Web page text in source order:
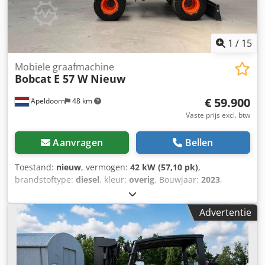
vorkversteller, 3e ventiel, 4e ventiel, werklamp achter,
werklamp voor, verwarming, volledige cabine, volledige
vrije lift, CE-certificaat, binnenspiegel, buitenspiegel,
zwaailicht, stoel, Camera voor en achter
1 / 15
Apeldoorn 48 km
Mobiele graafmachine
Bobcat E 57 W Nieuw
€ 59.900
Vaste prijs excl. btw
Aanvragen Bellen
Toestand: nieuw, vermogen: 42 kW (57,10 pk),
brandstoftype: diesel, kleur: overig, Bouwjaar: 2023,
, Uitrusting:airconditioning
Wiel Leeggewicht: 6.171 kg Afmetingen (L x B x H): 612 x
192 x 295 cm Motortype: Bobcat DM02VB Maximale
reikwijdte: 640 cm CE-markering: ja Algemene staat: zeer
goed Technische staat: zeer goed Visuele staat: zeer goed
= Verdere opties en accessoires = - Werkverlichting -
Advertentie